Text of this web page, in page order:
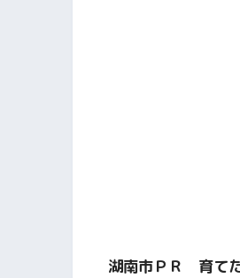
湖南市ＰＲ 育て